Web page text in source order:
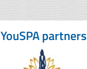
YouSPA partners